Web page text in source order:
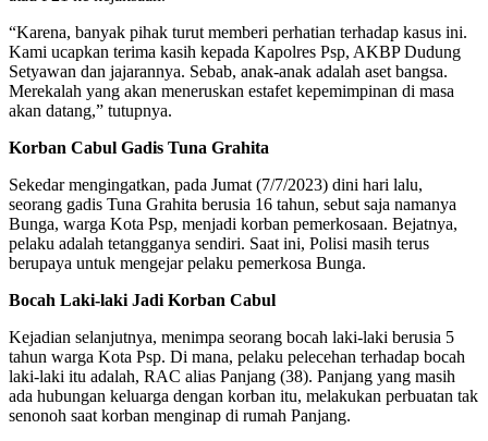
“Karena, banyak pihak turut memberi perhatian terhadap kasus ini.
Kami ucapkan terima kasih kepada Kapolres Psp, AKBP Dudung
Setyawan dan jajarannya. Sebab, anak-anak adalah aset bangsa.
Merekalah yang akan meneruskan estafet kepemimpinan di masa
akan datang,” tutupnya.
Korban Cabul Gadis Tuna Grahita
Sekedar mengingatkan, pada Jumat (7/7/2023) dini hari lalu,
seorang gadis Tuna Grahita berusia 16 tahun, sebut saja namanya
Bunga, warga Kota Psp, menjadi korban pemerkosaan. Bejatnya,
pelaku adalah tetangganya sendiri. Saat ini, Polisi masih terus
berupaya untuk mengejar pelaku pemerkosa Bunga.
Bocah Laki-laki Jadi Korban Cabul
Kejadian selanjutnya, menimpa seorang bocah laki-laki berusia 5
tahun warga Kota Psp. Di mana, pelaku pelecehan terhadap bocah
laki-laki itu adalah, RAC alias Panjang (38). Panjang yang masih
ada hubungan keluarga dengan korban itu, melakukan perbuatan tak
senonoh saat korban menginap di rumah Panjang.